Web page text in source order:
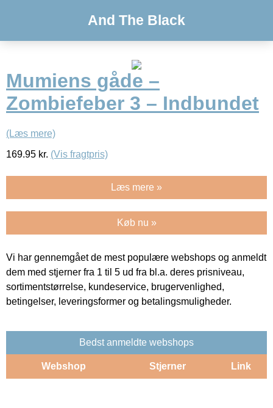
And The Black
Mumiens gåde –
Zombiefeber 3 – Indbundet
(Læs mere)
169.95 kr. (Vis fragtpris)
Læs mere »
Køb nu »
Vi har gennemgået de mest populære webshops og anmeldt
dem med stjerner fra 1 til 5 ud fra bl.a. deres prisniveau,
sortimentstørrelse, kundeservice, brugervenlighed,
betingelser, leveringsformer og betalingsmuligheder.
Bedst anmeldte webshops
Webshop Stjerner Link